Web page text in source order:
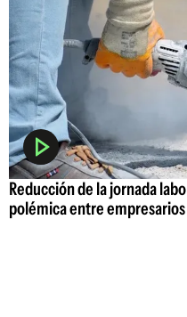
Reducción de la jornada
polémica entre